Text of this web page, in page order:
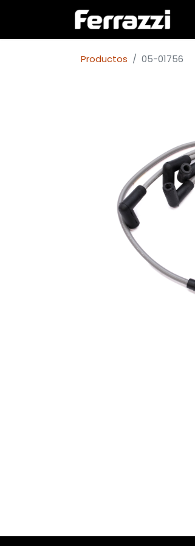
Productos 05-01756